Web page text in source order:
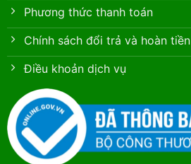
Phương thức thanh toán
Chính sách đổi trả và hoàn tiền
Điều khoản dịch vụ